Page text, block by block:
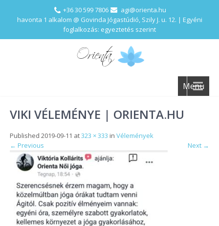
+36 30 599 7806
agi@orienta.hu
havonta 1 alkalom @ Govinda Jógastúdió, Szily J. u. 12. | Egyéni
foglalkozás: egyeztetés szerint
Menu
VIKI VÉLEMÉNYE | ORIENTA.HU
Published 2019-09-11 at323 × 333 in Vélemények
← Previous Next →